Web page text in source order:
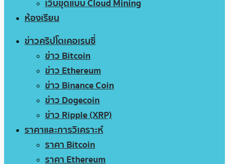
เว็บขุดแบบ Cloud Mining
ห้องเรียน
ข่าวคริปโตเคอเรนซี่
ข่าว Bitcoin
ข่าว Ethereum
ข่าว Binance Coin
ข่าว Dogecoin
ข่าว Ripple (XRP)
ราคาและการวิเคราะห์
ราคา Bitcoin
ราคา Ethereum